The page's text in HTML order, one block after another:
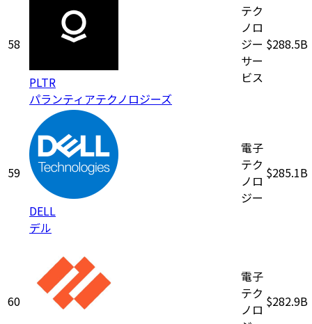
58
PLTR
パランティアテクノロジーズ
テク
ノロ
ジー
サー
ビス
$288.5B
59
DELL
デル
電子
テク
ノロ
ジー
$285.1B
60
電子
テク
ノロ $282.9B